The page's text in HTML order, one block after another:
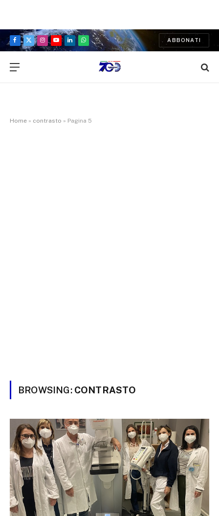
Facebook
X
Instagram
YouTubeLinkedInWhatsApp
ABBONATI
Home » contrasto » Pagina 5
BROWSING: CONTRASTO